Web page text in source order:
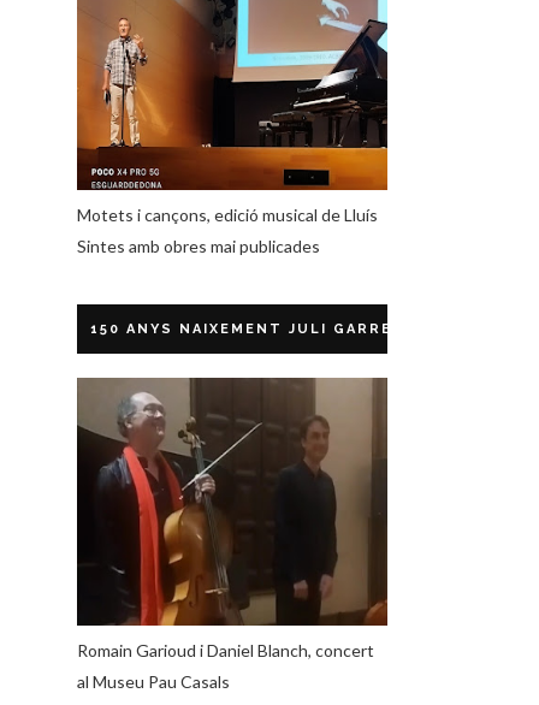
Motets i cançons, edició musical de Lluís
Sintes amb obres mai publicades
150 ANYS NAIXEMENT JULI GARRETA
Romain Garioud i Daniel Blanch, concert
al Museu Pau Casals